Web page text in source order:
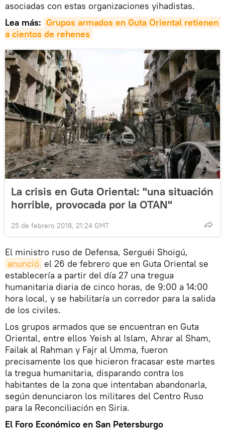
asociadas con estas organizaciones yihadistas.
Lea más: Grupos armados en Guta Oriental retienen
a cientos de rehenes
La crisis en Guta Oriental: "una situación
horrible, provocada por la OTAN"
25 de febrero 2018, 21:24 GMT
El ministro ruso de Defensa, Serguéi Shoigú,
anunció el 26 de febrero que en Guta Oriental se
establecería a partir del día 27 una tregua
humanitaria diaria de cinco horas, de 9:00 a 14:00
hora local, y se habilitaría un corredor para la salida
de los civiles.
Los grupos armados que se encuentran en Guta
Oriental, entre ellos Yeish al Islam, Ahrar al Sham,
Failak al Rahman y Fajr al Umma, fueron
precisamente los que hicieron fracasar este martes
la tregua humanitaria, disparando contra los
habitantes de la zona que intentaban abandonarla,
según denunciaron los militares del Centro Ruso
para la Reconciliación en Siria.
El Foro Económico en San Petersburgo